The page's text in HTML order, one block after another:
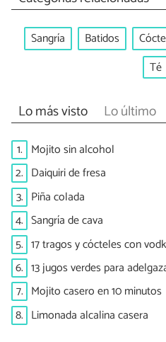
Sangría Batidos
Té
Lo más visto Lo último
1. Mojito sin alcohol
2. Daiquiri de fresa
3. Piña colada
4. Sangría de cava
5. 17 tragos y cócteles con
6. 13 jugos verdes para
7. Mojito casero en 10 minutos
8. Limonada alcalina casera